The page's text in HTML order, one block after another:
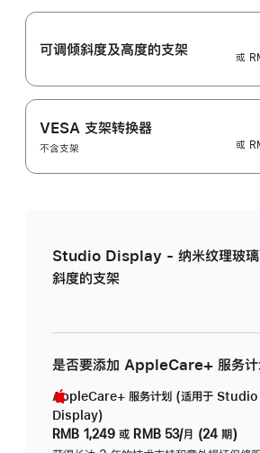
可调倾斜度及高‍度的支‍架
或
VESA 支架转换器
不含支架
或
Studio Display - 纳米纹理玻璃
斜度的支架
是否要添加 AppleCare+ 服务计
AppleCare+ 服务计划 (适用于 Studio
Display)
RMB 1,249 或 RMB 53/月 (24 期)